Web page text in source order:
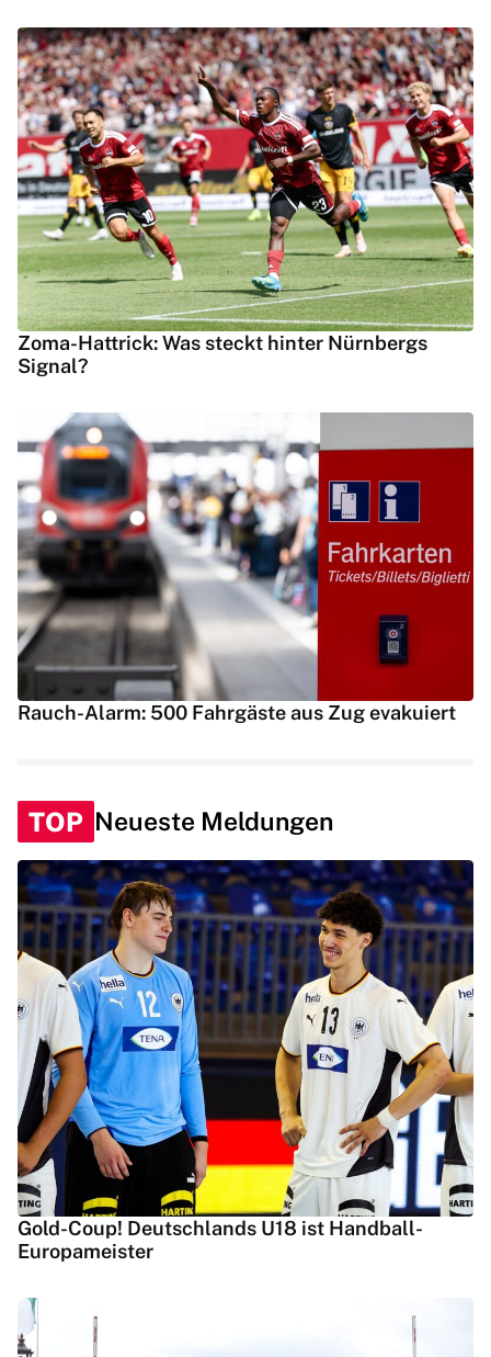
Zoma-Hattrick: Was steckt hinter Nürnbergs
Signal?
Rauch-Alarm: 500 Fahrgäste aus Zug evakuiert
TOP Neueste Meldungen
Gold-Coup! Deutschlands U18 ist Handball-
Europameister